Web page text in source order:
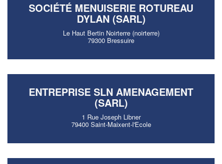
SOCIÉTÉ MENUISERIE ROTUREAU
DYLAN (SARL)
Le Haut Bertin Noirterre (noirterre)
79300 Bressuire
ENTREPRISE SLN AMENAGEMENT
(SARL)
1 Rue Joseph Libner
79400 Saint-Maixent-l'Ecole